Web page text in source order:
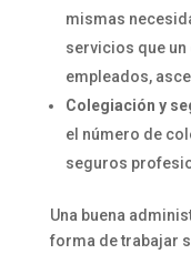
mismas
servicios que
empleados,
Colegiación y
el número de
seguros
Una buena
forma de trabajar